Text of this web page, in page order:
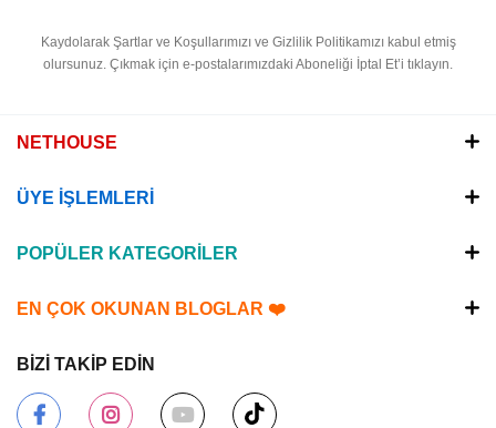
Kaydolarak Şartlar ve Koşullarımızı ve Gizlilik Politikamızı kabul etmiş
olursunuz. Çıkmak için e-postalarımızdaki Aboneliği İptal Et’i tıklayın.
NETHOUSE
ÜYE İŞLEMLERİ
POPÜLER KATEGORİLER
EN ÇOK OKUNAN BLOGLAR ❤️
BİZİ TAKİP EDİN